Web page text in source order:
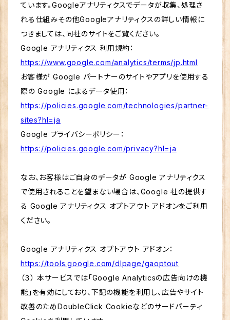
ています。Googleアナリティクスでデータが収集、処理さ
れる仕組みその他Googleアナリティクスの詳しい情報に
つきましては、同社のサイトをご覧ください。
Google アナリティクス 利用規約：
https://www.google.com/analytics/terms/jp.html
お客様が Google パートナーのサイトやアプリを使用する
際の Google によるデータ使用：
https://policies.google.com/technologies/partner-
sites?hl=ja
Google プライバシーポリシー：
https://policies.google.com/privacy?hl=ja
なお、お客様はご自身のデータが Google アナリティクス
で使用されることを望まない場合は、Google 社の提供す
る Google アナリティクス オプトアウト アドオンをご利用
ください。
Google アナリティクス オプトアウト アドオン：
https://tools.google.com/dlpage/gaoptout
（３） 本サービスでは「Google Analyticsの広告向けの機
能」を有効にしており、下記の機能を利用し、広告やサイト
改善のためDoubleClick Cookieなどのサードパーティ